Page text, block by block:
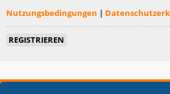
Nutzungsbedingungen |
REGISTRIEREN